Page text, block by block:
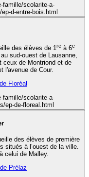
famille/scolarite-a-
d-entre-bois.html
des élèves de 1re à 6e
sud-ouest de Lausanne,
ceux de Montriond et de
l'avenue de Cour.
Floréal
famille/scolarite-a-
ep-de-floreal.html
des élèves de première
situés à l’ouest de la ville.
celui de Malley.
Prélaz